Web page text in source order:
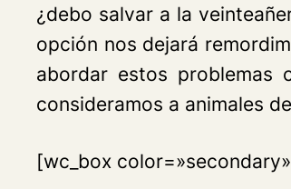
¿debo salvar a la
opción nos dejará
abordar estos problemas
consideramos a animales
[wc_box